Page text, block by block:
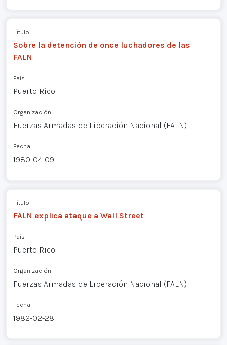
Título
Sobre la detención de once luchadores de las
FALN
País
Puerto Rico
Organización
Fuerzas Armadas de Liberación Nacional (FALN)
Fecha
1980-04-09
Título
FALN explica ataque a Wall Street
País
Puerto Rico
Organización
Fuerzas Armadas de Liberación Nacional (FALN)
Fecha
1982-02-28